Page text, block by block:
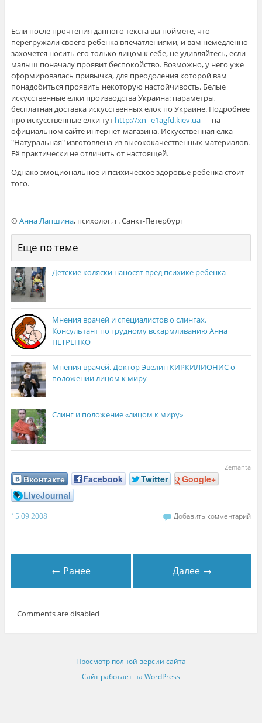
Если после прочтения данного текста вы поймёте, что
перегружали своего ребёнка впечатлениями, и вам немедленно
захочется носить его только лицом к себе, не удивляйтесь, если
малыш поначалу проявит беспокойство. Возможно, у него уже
сформировалась привычка, для преодоления которой вам
понадобиться проявить некоторую настойчивость. Белые
искусственные елки производства Украина: параметры,
бесплатная доставка искусственных елок по Украине. Подробнее
про искусственные елки тут http://xn--e1agfd.kiev.ua— на
официальном сайте интернет-магазина. Искусственная елка
"Натуральная" изготовлена из высококачественных материалов.
Её практически не отличить от настоящей.
Однако эмоциональное и психическое здоровье ребёнка стоит
того.
©Анна Лапшина, психолог, г. Санкт-Петербург
Еще по теме
Детские коляски наносят вред психике ребенка
Мнения врачей и специалистов о слингах.
Консультант по грудному вскармливанию Анна
ПЕТРЕНКО
Мнения врачей. Доктор Эвелин КИРКИЛИОНИС о
положении лицом к миру
Слинг и положение «лицом к миру»
Zemanta
Вконтакте Facebook Twitter
Google+
LiveJournal
15.09.2008 Добавить комментарий
← Ранее Далее →
Comments are disabled
Просмотр полной версии сайта
Сайт работает на WordPress